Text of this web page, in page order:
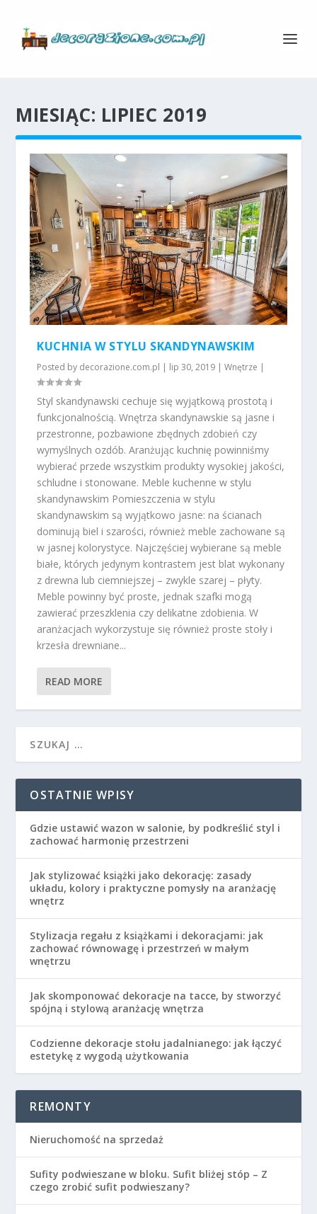
MIESIĄC: LIPIEC 2019
KUCHNIA W STYLU SKANDYNAWSKIM
Posted by decorazione.com.pl | lip 30, 2019 |Wnętrze |
Styl skandynawski cechuje się wyjątkową prostotą i
funkcjonalnością. Wnętrza skandynawskie są jasne i
przestronne, pozbawione zbędnych zdobień czy
wymyślnych ozdób. Aranżując kuchnię powinniśmy
wybierać przede wszystkim produkty wysokiej jakości,
schludne i stonowane. Meble kuchenne w stylu
skandynawskim Pomieszczenia w stylu
skandynawskim są wyjątkowo jasne: na ścianach
dominują biel i szarości, również meble zachowane są
w jasnej kolorystyce. Najczęściej wybierane są meble
białe, których jedynym kontrastem jest blat wykonany
z drewna lub ciemniejszej – zwykle szarej – płyty.
Meble powinny być proste, jednak szafki mogą
zawierać przeszklenia czy delikatne zdobienia. W
aranżacjach wykorzystuje się również proste stoły i
krzesła drewniane...
READ MORE
OSTATNIE WPISY
Gdzie ustawić wazon w salonie, by podkreślić styl i
zachować harmonię przestrzeni
Jak stylizować książki jako dekorację: zasady
układu, kolory i praktyczne pomysły na aranżację
wnętrz
Stylizacja regału z książkami i dekoracjami: jak
zachować równowagę i przestrzeń w małym
wnętrzu
Jak skomponować dekoracje na tacce, by stworzyć
spójną i stylową aranżację wnętrza
Codzienne dekoracje stołu jadalnianego: jak łączyć
estetykę z wygodą użytkowania
REMONTY
Nieruchomość na sprzedaż
Sufity podwieszane w bloku. Sufit bliżej stóp – Z
czego zrobić sufit podwieszany?